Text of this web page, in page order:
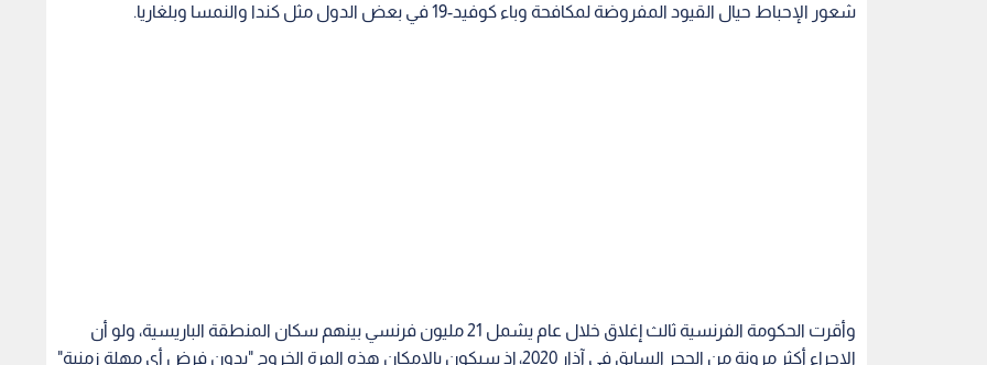
شعور الإحباط حيال القيود المفروضة لمكافحة وباء كوفيد-19 في بعض الدول مثل كندا والنمسا وبلغاريا.
وأقرت الحكومة الفرنسية ثالث إغلاق خلال عام يشمل 21 مليون فرنسي بينهم سكان المنطقة الباريسية، ولو أن
الإجراء أكثر مرونة من الحجر السابق في آذار 2020، إذ سيكون بالإمكان هذه المرة الخروج "بدون فرض أي مهلة زمنية"